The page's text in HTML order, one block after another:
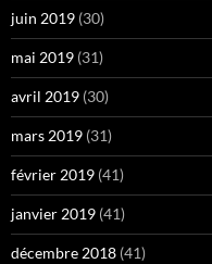
juin 2019 (30)
mai 2019 (31)
avril 2019 (30)
mars 2019 (31)
février 2019 (41)
janvier 2019 (41)
décembre 2018 (41)